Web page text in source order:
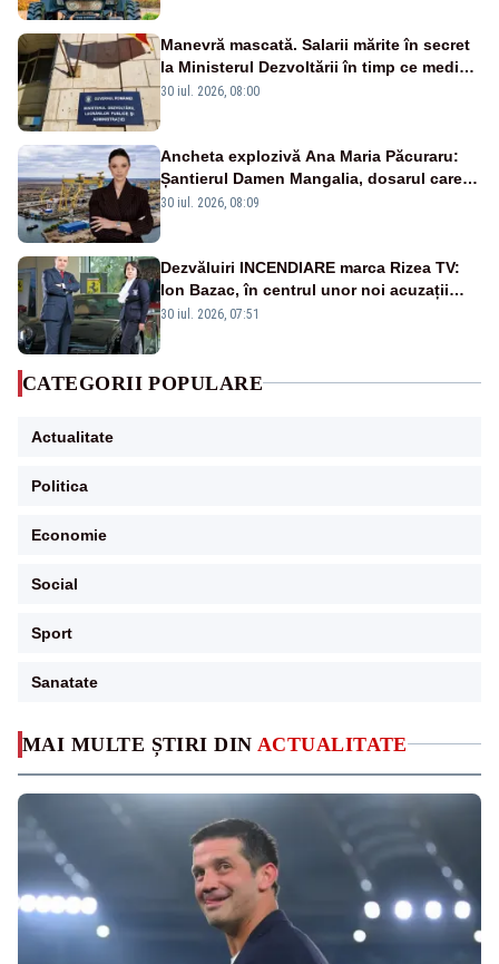
MAI MULTE ȘTIRI DIN ACTUALITATE
Manevră mascată. Salarii mărite în secret
la Ministerul Dezvoltării în timp ce medicii
ies în stradă
30 iul. 2026, 08:00
Ancheta explozivă Ana Maria Păcuraru:
Șantierul Damen Mangalia, dosarul care
scufundă apărarea României
30 iul. 2026, 08:09
Dezvăluiri INCENDIARE marca Rizea TV:
Ion Bazac, în centrul unor noi acuzații
publice
30 iul. 2026, 07:51
CATEGORII POPULARE
Actualitate
Politica
Economie
Social
Sport
Sanatate